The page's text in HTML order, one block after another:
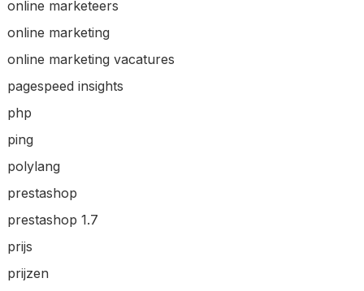
online marketeers
online marketing
online marketing vacatures
pagespeed insights
php
ping
polylang
prestashop
prestashop 1.7
prijs
prijzen